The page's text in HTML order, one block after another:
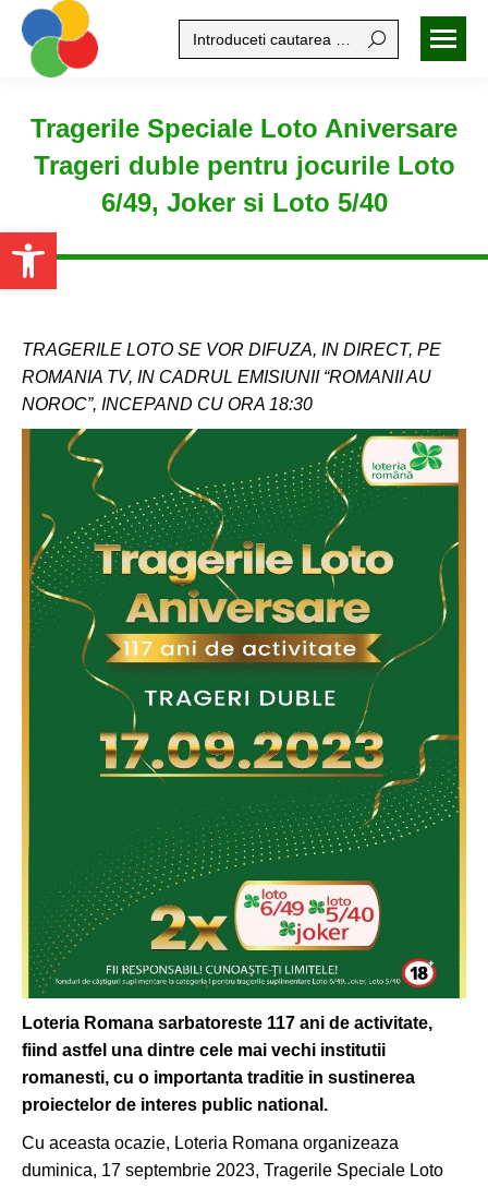
Open toolbar
Search:
Tragerile Speciale Loto Aniversare
Trageri duble pentru jocurile Loto
6/49, Joker si Loto 5/40
TRAGERILE LOTO SE VOR DIFUZA, IN DIRECT, PE
ROMANIA TV, IN CADRUL EMISIUNII “ROMANII AU
NOROC”, INCEPAND CU ORA 18:30
Loteria Romana sarbatoreste 117 ani de activitate,
fiind astfel una dintre cele mai vechi institutii
romanesti, cu o importanta traditie in sustinerea
proiectelor de interes public national.
Cu aceasta ocazie, Loteria Romana organizeaza
duminica, 17 septembrie 2023, Tragerile Speciale Loto